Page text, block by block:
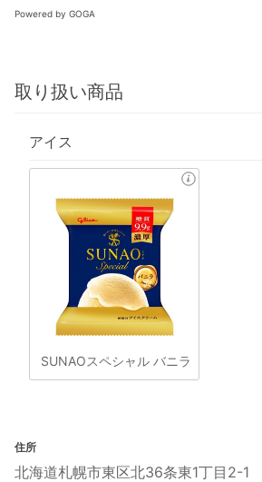
Powered by GOGA
取り扱い商品
アイス
SUNAOスペシャル バニラ
住所
北海道札幌市東区北36条東1丁目2-1